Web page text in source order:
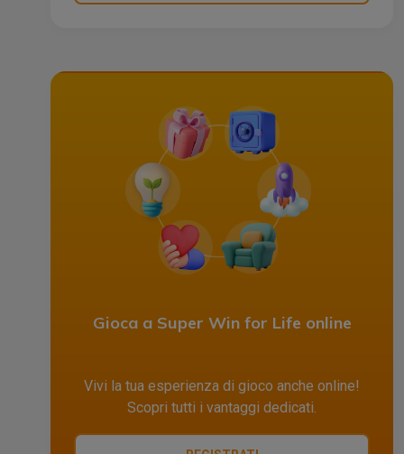
Gioca a Super Win for Life online
Vivi la tua esperienza di gioco anche online!
Scopri tutti i vantaggi dedicati.